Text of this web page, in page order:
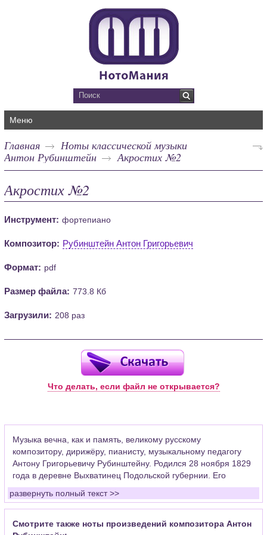
Меню
Главная
Ноты классической музыки
Антон Рубинштейн
Акростих №2
Акростих №2
Инструмент: фортепиано
Композитор: Рубинштейн Антон Григорьевич
Формат: pdf
Размер файла: 773.8 Кб
Загрузили: 208 раз
Что делать, если файл не открывается?
Музыка вечна, как и память, великому русскому
композитору, дирижёру, пианисту, музыкальному педагогу
Антону Григорьевичу Рубинштейну. Родился 28 ноября 1829
года в деревне Выхватинец Подольской губернии. Его
талант не имеет границ, поэтому его имя для нас – легенда.
В его доме всегда приветствовалось занятие музыкой.
Происходили частые встречи чиновников, студентов,
которые играли, пели, танцевали. Именно в такой
развернуть полный текст >>
Смотрите также ноты произведений композитора Антон